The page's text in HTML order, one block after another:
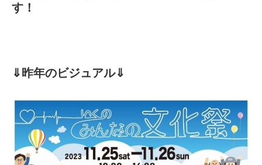
す！
⇓昨年のビジュアル⇓